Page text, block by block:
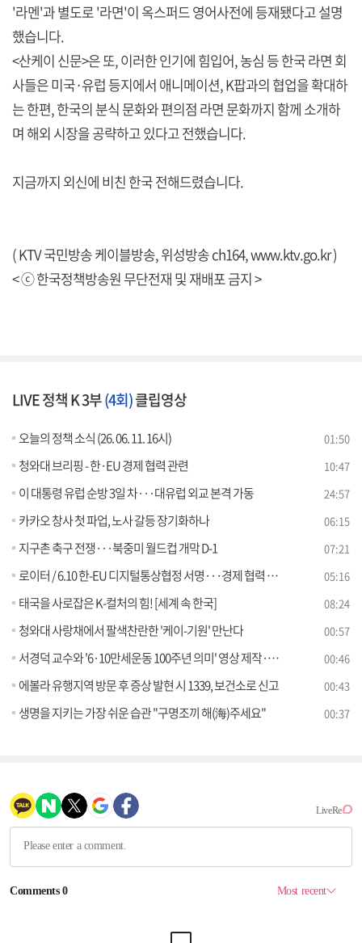
'라멘'과 별도로 '라면'이 옥스퍼드 영어사전에 등재됐다고 설명
했습니다.
<산케이 신문>은 또, 이러한 인기에 힘입어, 농심 등 한국 라면 회
사들은 미국·유럽 등지에서 애니메이션, K팝과의 협업을 확대하
는 한편, 한국의 분식 문화와 편의점 라면 문화까지 함께 소개하
며 해외 시장을 공략하고 있다고 전했습니다.
지금까지 외신에 비친 한국 전해드렸습니다.
( KTV 국민방송 케이블방송, 위성방송 ch164,www.ktv.go.kr)
< ⓒ 한국정책방송원 무단전재 및 재배포 금지 >
LIVE 정책 K 3부(4회)클립영상
오늘의 정책 소식 (26. 06. 11. 16시) 01:50
청와대 브리핑 - 한·EU 경제 협력 관련 10:47
이 대통령 유럽 순방 3일 차···대유럽 외교 본격 가동 24:57
카카오 창사 첫 파업, 노사 갈등 장기화하나 06:15
지구촌 축구 전쟁···북중미 월드컵 개막 D-1 07:21
로이터 / 6.10 한-EU 디지털통상협정 서명···경제 협력 강화 [외신에 비친 한국] 05:16
태국을 사로잡은 K-컬처의 힘! [세계 속 한국] 08:24
청와대 사랑채에서 팔색찬란한 '케이-기원' 만난다 00:57
서경덕 교수와 '6·10만세운동 100주년 의미' 영상 제작·공개 배우 김남길 내레이션 00:46
에볼라 유행지역 방문 후 증상 발현 시 1339, 보건소로 신고 00:43
생명을 지키는 가장 쉬운 습관 "구명조끼 해(海)주세요" 00:37